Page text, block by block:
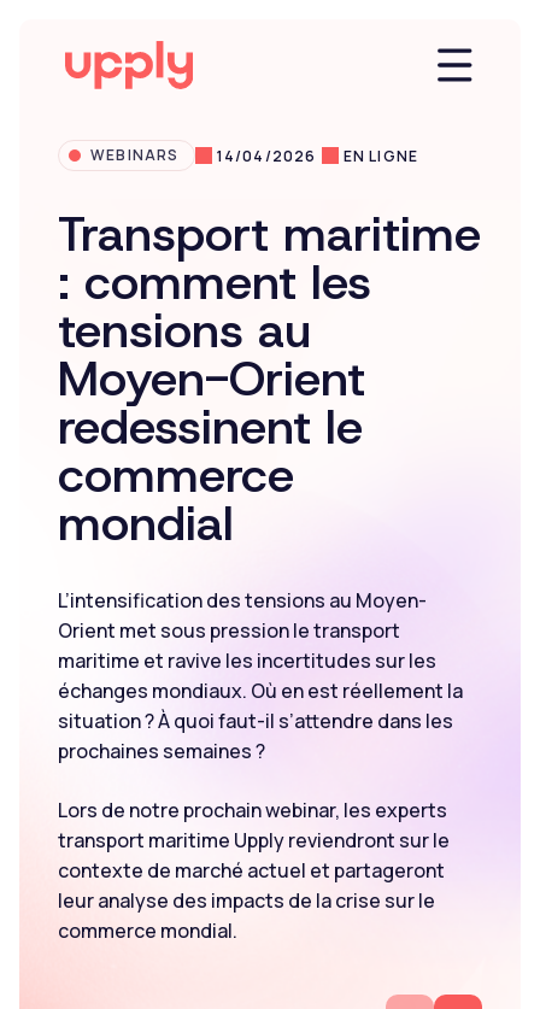
Solutions
Market Insights
Ressources
Entreprise
FR
WEBINARS 14/04/2026 EN LIGNE
Transport maritime
: comment les
tensions au
Moyen-Orient
redessinent le
commerce
mondial
L’intensification des tensions au Moyen-
Orient met sous pression le transport
maritime et ravive les incertitudes sur les
échanges mondiaux. Où en est réellement la
situation ? À quoi faut-il s’attendre dans les
prochaines semaines ?
Lors de notre prochain webinar, les experts
transport maritime Upply reviendront sur le
contexte de marché actuel et partageront
leur analyse des impacts de la crise sur le
commerce mondial.